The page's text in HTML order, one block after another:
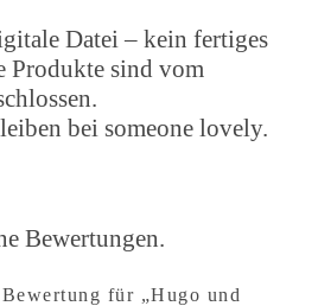
Datei – kein fertiges
Produkte sind vom
bei someone lovely.
Bewertungen.
für „Hugo und